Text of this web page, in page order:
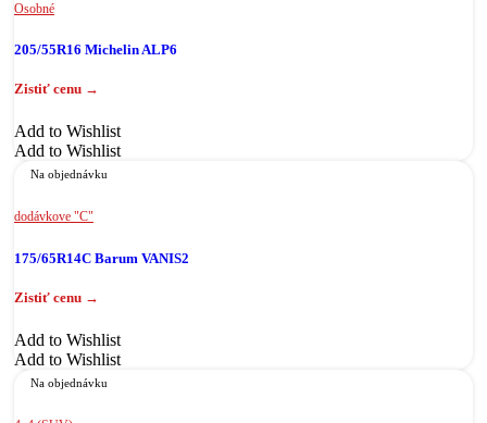
Osobné
205/55R16 Michelin ALP6
Add to Wishlist
Add to Wishlist
Na objednávku
dodávkove "C"
175/65R14C Barum VANIS2
Add to Wishlist
Add to Wishlist
Na objednávku